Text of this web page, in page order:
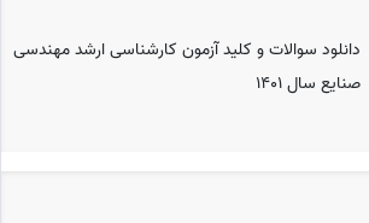
دانلود سوالات و کلید آزمون کارشناسی ارشد مهندسی
صنایع سال 1401